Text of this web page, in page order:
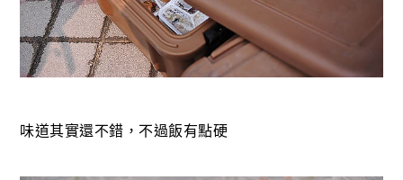
味道其實還不錯，不過飯有點硬